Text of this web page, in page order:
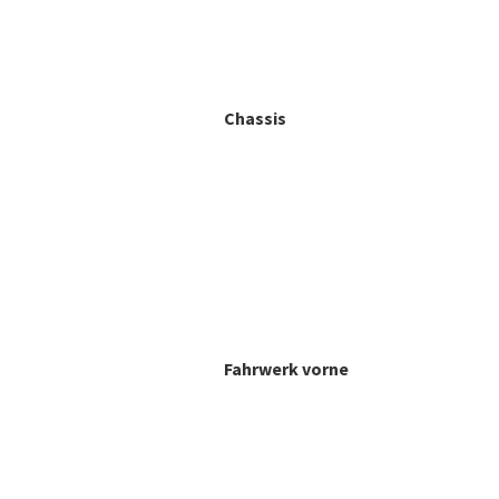
Chassis
Fahrwerk vorne